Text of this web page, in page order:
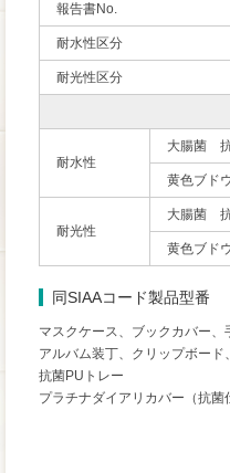
報告書No.
耐水性区分
耐光性区分
耐水性
大腸菌
黄色ブド
耐光性
大腸菌
黄色ブド
同SIAAコード製品型番
マスクケース、ブックカバー、
アルバム装丁、クリップボー
抗菌PUトレー
プラチナダイアリカバー（抗菌